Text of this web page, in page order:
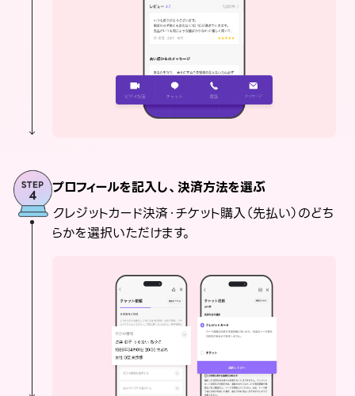
プロフィールを記入し、決済方法を選ぶ
クレジットカード決済・チケット購入（先払い）のどち
らかを選択いただけます。